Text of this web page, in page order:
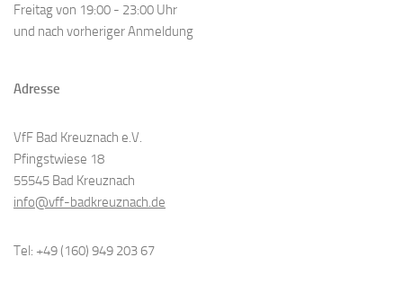
Freitag von 19:00 - 23:00 Uhr
und nach vorheriger Anmeldung
Adresse
VfF Bad Kreuznach e.V.
Pfingstwiese 18
55545 Bad Kreuznach
info@vff-badkreuznach.de
Tel: +49 (160) 949 203 67